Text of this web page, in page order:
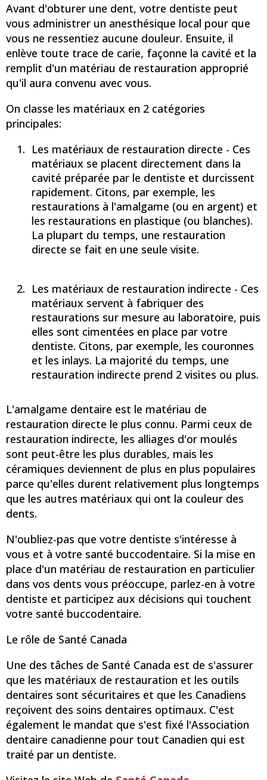
Avant d'obturer une dent, votre dentiste peut
vous administrer un anesthésique local pour que
vous ne ressentiez aucune douleur. Ensuite, il
enlève toute trace de carie, façonne la cavité et la
remplit d'un matériau de restauration approprié
qu'il aura convenu avec vous.
On classe les matériaux en 2 catégories
principales:
Les matériaux de restauration directe - Ces
matériaux se placent directement dans la
cavité préparée par le dentiste et durcissent
rapidement. Citons, par exemple, les
restaurations à l'amalgame (ou en argent) et
les restaurations en plastique (ou blanches).
La plupart du temps, une restauration
directe se fait en une seule visite.
Les matériaux de restauration indirecte - Ces
matériaux servent à fabriquer des
restaurations sur mesure au laboratoire, puis
elles sont cimentées en place par votre
dentiste. Citons, par exemple, les couronnes
et les inlays. La majorité du temps, une
restauration indirecte prend 2 visites ou plus.
L'amalgame dentaire est le matériau de
restauration directe le plus connu. Parmi ceux de
restauration indirecte, les alliages d'or moulés
sont peut-être les plus durables, mais les
céramiques deviennent de plus en plus populaires
parce qu'elles durent relativement plus longtemps
que les autres matériaux qui ont la couleur des
dents.
N'oubliez-pas que votre dentiste s'intéresse à
vous et à votre santé buccodentaire. Si la mise en
place d'un matériau de restauration en particulier
dans vos dents vous préoccupe, parlez-en à votre
dentiste et participez aux décisions qui touchent
votre santé buccodentaire.
Le rôle de Santé Canada
Une des tâches de Santé Canada est de s'assurer
que les matériaux de restauration et les outils
dentaires sont sécuritaires et que les Canadiens
reçoivent des soins dentaires optimaux. C'est
également le mandat que s'est fixé l'Association
dentaire canadienne pour tout Canadien qui est
traité par un dentiste.